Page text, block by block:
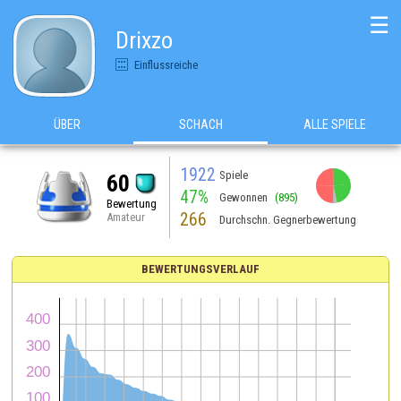
Drixzo
Einflussreiche
☰
ÜBER SCHACH ALLE SPIELE
60
Bewertung
Amateur
1922 Spiele
47% Gewonnen (895)
266 Durchschn. Gegnerbewertung
BEWERTUNGSVERLAUF